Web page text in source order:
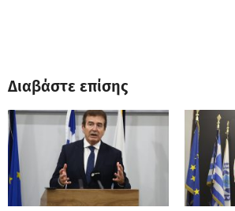
Διαβάστε επίσης